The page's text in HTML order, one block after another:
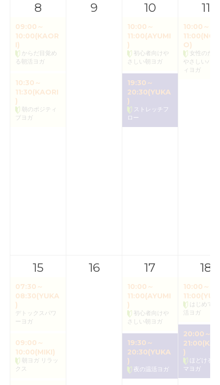
8
09:00～
10:00(KAOR
I)
からだ目覚め
る朝活ヨガ
10:30～
11:30(KAORI
)
朝のポジティ
ブヨガ
9 10
10:00～
11:00(AYUMI
)
初心者向けや
さしい朝ヨガ
19:30～
20:30(YUKA
)
ストレッチフ
ロー
11
10:00～
O)
女性のた
やさしいバク
ィヨガ
15
07:30～
08:30(YUKA
)
デトックスパワ
ーヨガ
09:00～
10:00(MIKI)
朝ヨガ リラッ
クス
16 17
10:00～
11:00(AYUMI
)
初心者向けや
さしい朝ヨガ
19:30～
20:30(YUKA
)
夜の温活ヨガ
18
10:00～
はじめて
活ヨガ
20:00～
)
ほどける
マヨガ